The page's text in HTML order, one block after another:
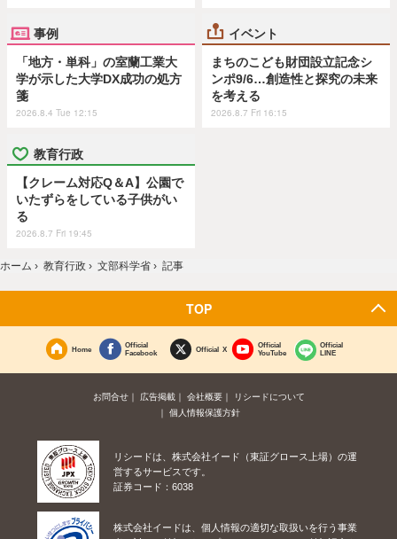
事例
「地方・単科」の室蘭工業大
学が示した大学DX成功の処方
箋
2026.8.4 Tue 12:15
イベント
まちのこども財団設立記念シ
ンポ9/6…創造性と探究の未来
を考える
2026.8.7 Fri 16:15
教育行政
【クレーム対応Q＆A】公園で
いたずらをしている子供がい
る
2026.8.7 Fri 19:45
ホーム › 教育行政 › 文部科学省 › 記事
TOP
Home
Official
Facebook
Official X
Official
YouTube
Official
LINE
お問合せ 広告掲載 会社概要
リシードについて
個人情報保護方針
リシードは、株式会社イード（東証グロース上場）の運
営するサービスです。
証券コード：6038
株式会社イードは、個人情報の適切な取扱いを行う事業